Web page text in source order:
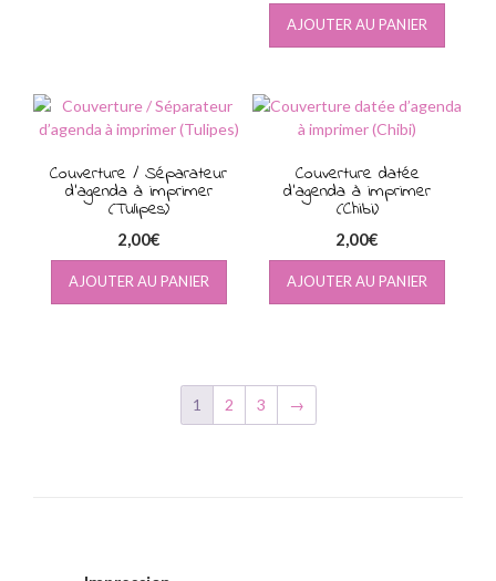
AJOUTER AU PANIER
Couverture datée
d’agenda à imprimer
(Chibi)
2,00€
AJOUTER AU PANIER
Couverture / Séparateur
d’agenda à imprimer
(Tulipes)
2,00€
AJOUTER AU PANIER
1 2 3 →